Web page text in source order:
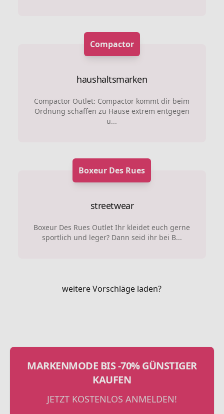
Compactor
haushaltsmarken
Compactor Outlet: Compactor kommt dir beim
Ordnung schaffen zu Hause extrem entgegen
u...
Boxeur Des Rues
streetwear
Boxeur Des Rues Outlet Ihr kleidet euch gerne
sportlich und leger? Dann seid ihr bei B...
weitere Vorschläge laden?
MARKENMODE BIS -70% GÜNSTIGER
KAUFEN
JETZT KOSTENLOS ANMELDEN!